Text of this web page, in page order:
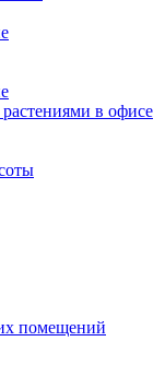
в офисе
помещений